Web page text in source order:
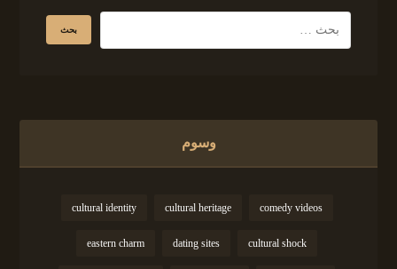
وسوم
comedy videos
cultural heritage
cultural identity
cultural shock
dating sites
eastern charm